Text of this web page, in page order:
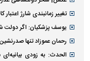
تغییر زمانبندی‌ شارژ اعتبار
یوسف پزشکیان: اگر
رحمان عموزاد تنها
الحدث: به زودی